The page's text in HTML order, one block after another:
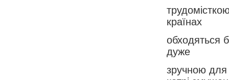
країнах
обходяться
дуже
зручною для